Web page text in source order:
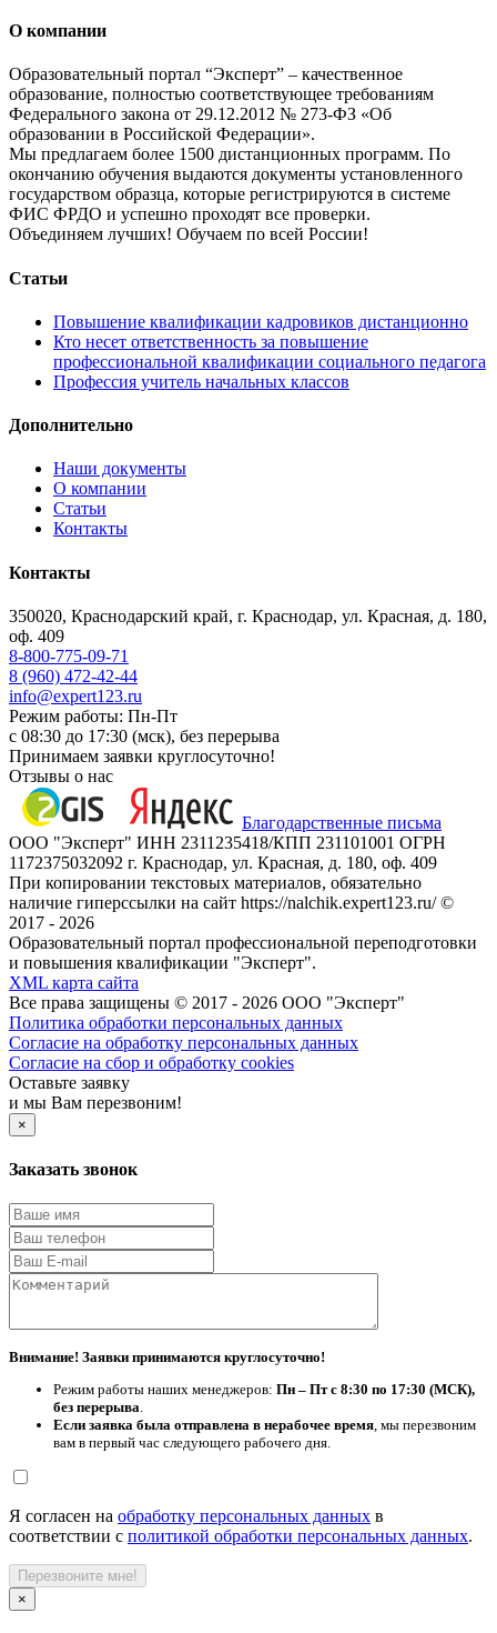
О компании
Образовательный портал “Эксперт” – качественное
образование, полностью соответствующее требованиям
Федерального закона от 29.12.2012 № 273-ФЗ «Об
образовании в Российской Федерации».
Мы предлагаем более 1500 дистанционных программ. По
окончанию обучения выдаются документы установленного
государством образца, которые регистрируются в системе
ФИС ФРДО и успешно проходят все проверки.
Объединяем лучших! Обучаем по всей России!
Статьи
Повышение квалификации кадровиков дистанционно
Кто несет ответственность за повышение
профессиональной квалификации социального педагога
Профессия учитель начальных классов
Дополнительно
Наши документы
О компании
Статьи
Контакты
Контакты
350020, Краснодарский край, г. Краснодар, ул. Красная, д. 180,
оф. 409
8-800-775-09-71
8 (960) 472-42-44
info@expert123.ru
Режим работы: Пн-Пт
с 08:30 до 17:30 (мск), без перерыва
Принимаем заявки круглосуточно!
Отзывы о нас
Благодарственные письма
ООО "Эксперт" ИНН 2311235418/КПП 231101001 ОГРН
1172375032092 г. Краснодар, ул. Красная, д. 180, оф. 409
При копировании текстовых материалов, обязательно
наличие гиперссылки на сайт https://nalchik.expert123.ru/ ©
2017 - 2026
Образовательный портал профессиональной переподготовки
и повышения квалификации "Эксперт".
XML карта сайта
Все права защищены © 2017 - 2026 ООО "Эксперт"
Политика обработки персональных данных
Согласие на обработку персональных данных
Согласие на сбор и обработку cookies
Оставьте заявку
и мы Вам перезвоним!
×
Заказать звонок
Внимание! Заявки принимаются круглосуточно!
Режим работы наших менеджеров: Пн – Пт с 8:30 по 17:30 (МСК),
без перерыва.
Если заявка была отправлена в нерабочее время, мы перезвоним
вам в первый час следующего рабочего дня.
Я согласен на обработку персональных данных в
соответствии с политикой обработки персональных данных.
Перезвоните мне!
×